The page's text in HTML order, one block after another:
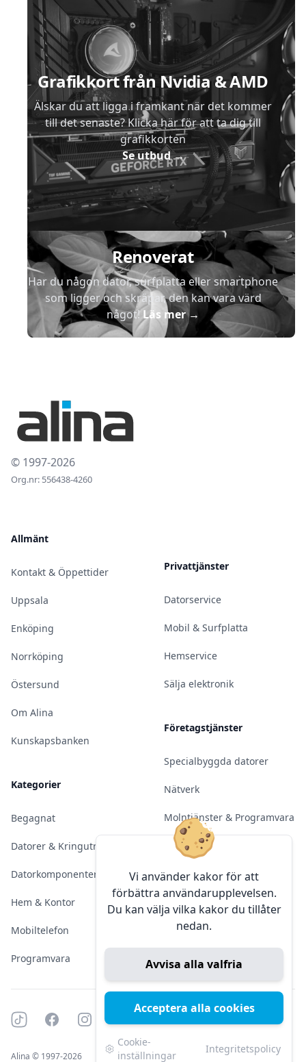
Vi använder kakor för att
förbättra användarupplevelsen.
Du kan välja vilka kakor du tillåter
nedan.
Avvisa alla valfria
Acceptera alla cookies
Cookie-
inställningar
Integritetspolicy
Grafikkort från Nvidia & AMD
Älskar du att ligga i framkant när det kommer
till det senaste? Klicka här för att ta dig till
grafikkorten
Se utbud→
Renoverat
Har du någon dator, surfplatta eller smartphone
som ligger och skräpar, den kan vara värd
något!Läs mer→
© 1997-2026
Org.nr: 556438-4260
Allmänt
Kontakt & Öppettider
Uppsala
Enköping
Norrköping
Östersund
Om Alina
Kunskapsbanken
Kategorier
Begagnat
Datorer & Kringutrustning
Datorkomponenter
Hem & Kontor
Mobiltelefon
Programvara
Privattjänster
Datorservice
Mobil & Surfplatta
Hemservice
Sälja elektronik
Företagstjänster
Specialbyggda datorer
Nätverk
Molntjänster & Programvara
Server & Backup
Kameraövervakning
Konferens & Public Display
Sälja elektronik
Tiktok FacebookInstagram
Alina © 1997-2026